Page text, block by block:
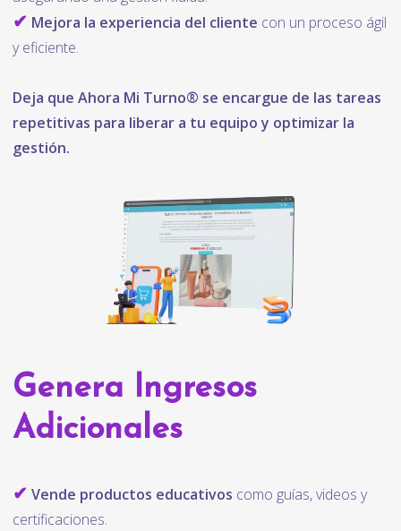
✔ Mejora la experiencia del cliente con un proceso ágil
y eficiente.
Deja que Ahora Mi Turno® se encargue de las tareas
repetitivas para liberar a tu equipo y optimizar la
gestión.
Genera Ingresos
Adicionales
✔ Vende productos educativos como guías, videos y
certificaciones.